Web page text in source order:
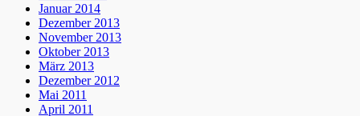
Januar 2014
Dezember 2013
November 2013
Oktober 2013
März 2013
Dezember 2012
Mai 2011
April 2011